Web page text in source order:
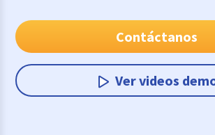
Contáctanos
Ver videos